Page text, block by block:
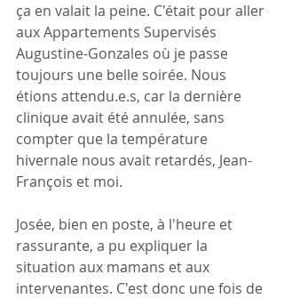
ça en valait la peine. C'était pour aller
aux Appartements Supervisés
Augustine-Gonzales où je passe
toujours une belle soirée. Nous
étions attendu.e.s, car la dernière
clinique avait été annulée, sans
compter que la température
hivernale nous avait retardés, Jean-
François et moi.
Josée, bien en poste, à l'heure et
rassurante, a pu expliquer la
situation aux mamans et aux
intervenantes. C'est donc une fois de